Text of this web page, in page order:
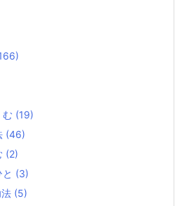
(19)
(46)
(2)
(3)
(5)